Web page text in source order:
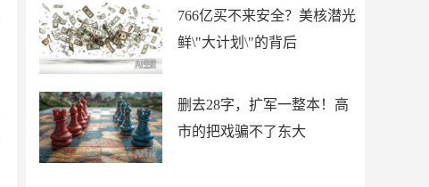
766亿买不来安全？美核潜光
鲜\"大计划\"的背后
删去28字，扩军一整本！高
市的把戏骗不了东大